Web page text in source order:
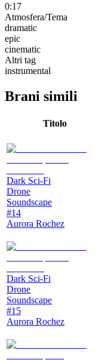
0:17
Atmosfera/Tema
dramatic
epic
cinematic
Altri tag
instrumental
Brani simili
Titolo
Dark Sci-Fi
Drone
Soundscape
#14
Aurora Rochez
Dark Sci-Fi
Drone
Soundscape
#15
Aurora Rochez